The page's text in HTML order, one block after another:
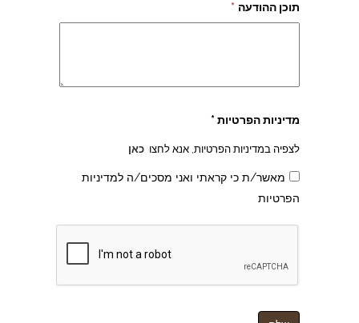
תוכן ההודעה *
מדיניות הפרטיות *
לצפיה במדיניות הפרטיות, אנא לחצו כאן
מאשר/ת כי קראתי ואני מסכים/ה למדיניות
הפרטיות